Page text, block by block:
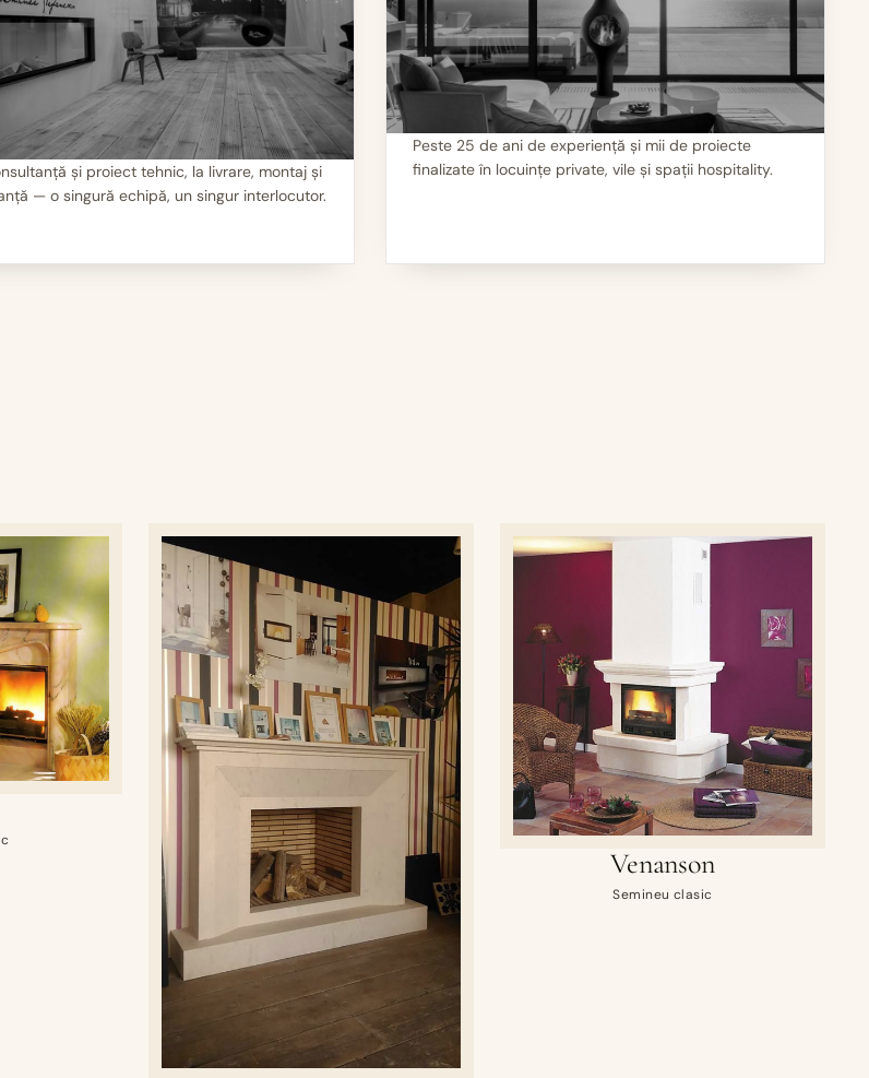
și proiect tehnic, la livrare, montaj și
— o singură echipă, un singur interlocutor.
III
Peste 25 de ani de experiență și mii de proiecte
finalizate în locuințe private, vile și spații hospitality.
Venanson
Semineu clasic